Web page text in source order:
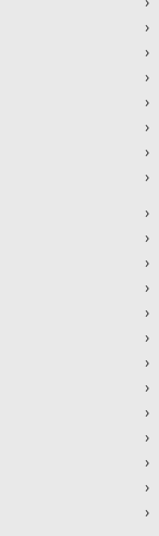
›
›
›
›
›
›
›
›
›
›
›
›
›
›
›
›
›
›
›
›